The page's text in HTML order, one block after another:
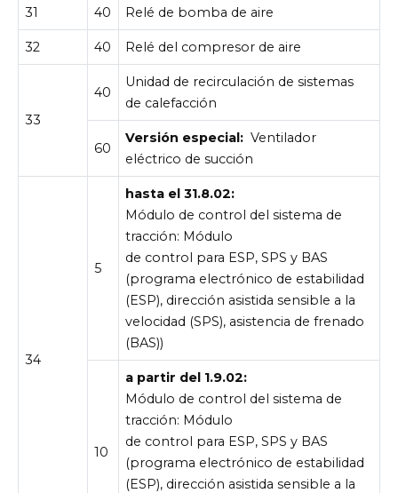
31 40 Relé de bomba de aire
32 40 Relé del compresor de aire
33
40
Unidad de recirculación de sistemas
de calefacción
60
Versión especial: Ventilador
eléctrico de succión
34
5
hasta el 31.8.02:
Módulo de control del sistema de
tracción: Módulo
de control para ESP, SPS y BAS
(programa electrónico de estabilidad
(ESP), dirección asistida sensible a la
velocidad (SPS), asistencia de frenado
(BAS))
10
a partir del 1.9.02:
Módulo de control del sistema de
tracción: Módulo
de control para ESP, SPS y BAS
(programa electrónico de estabilidad
(ESP), dirección asistida sensible a la